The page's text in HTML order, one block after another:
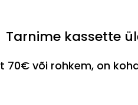
Tarnime kassette
70€ või rohkem, on